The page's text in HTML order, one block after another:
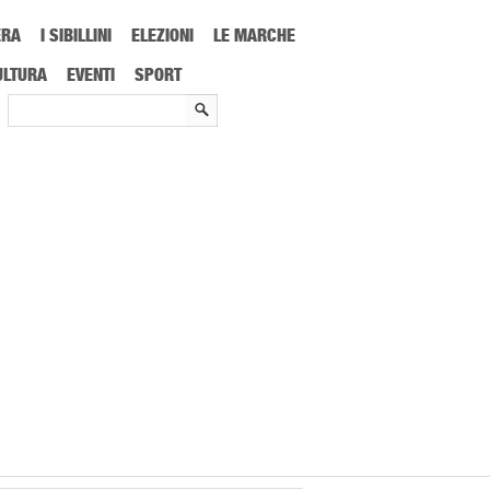
I SIBILLINI ELEZIONI
LE MARCHE
EVENTI SPORT